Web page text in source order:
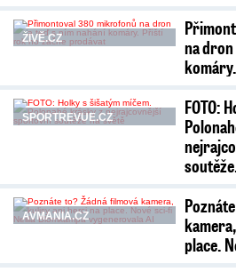
ŽIVĚ.CZ
na dron
SPORTREVUE.CZ
FOTO:
AVMANIA.CZ
place.